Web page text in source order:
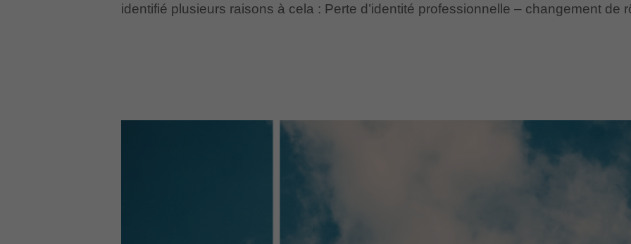
identifié plusieurs raisons à cela : Perte d’identité professionnelle – changement